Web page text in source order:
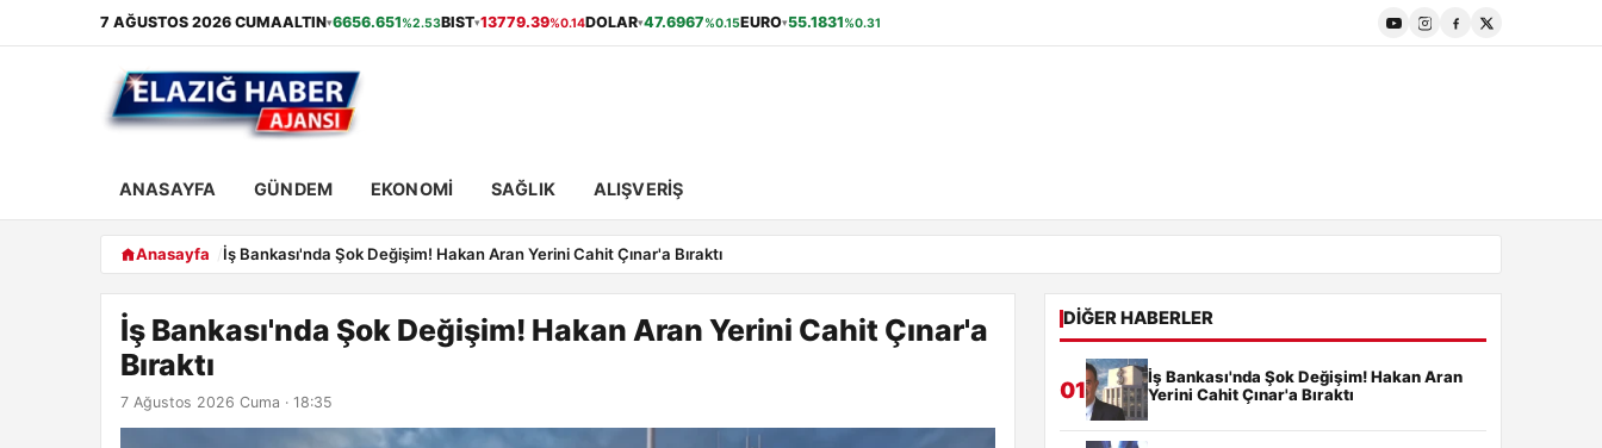
7 AĞUSTOS 2026 CUMAALTIN▾6656.651%2.53BIST▾13779.39%0.14DOLAR▾47.6967%0.15EURO▾55.1831%0.31
ANASAYFA GÜNDEM EKONOMI SAĞLIK ALIŞVERIŞ
Anasayfa İş Bankası'nda Şok Değişim! Hakan Aran Yerini Cahit Çınar'a Bıraktı
İş Bankası'nda Şok Değişim! Hakan Aran Yerini Cahit Çınar'a
Bıraktı
7 Ağustos 2026 Cuma · 18:35
DIĞER HABERLER
01
İş Bankası'nda Şok Değişim! Hakan Aran
Yerini Cahit Çınar'a Bıraktı